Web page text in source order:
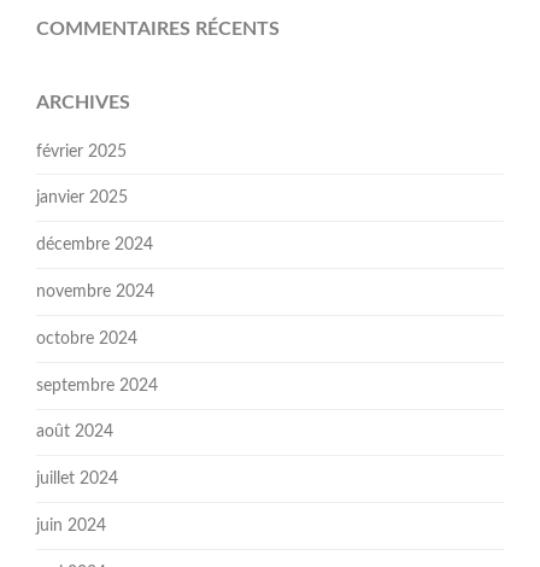
COMMENTAIRES RÉCENTS
ARCHIVES
février 2025
janvier 2025
décembre 2024
novembre 2024
octobre 2024
septembre 2024
août 2024
juillet 2024
juin 2024